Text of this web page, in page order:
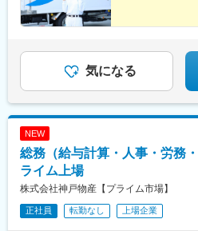
気になる
NEW
総務（給与計算・人事・労務
ライム上場
株式会社神戸物産【プライム市場】
正社員 転勤なし 上場企業